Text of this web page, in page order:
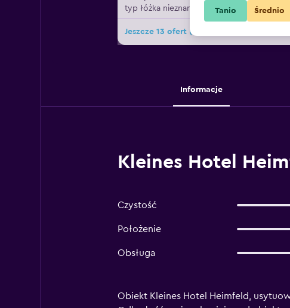
typ łóżka nieznany
Jeszcze 13 ofert (Kleines Hotel Heimfeld)
Informacje
Kleines Hotel
Czystość
Położenie
Obsługa
Obiekt Kleines Hotel Heimfeld,
Tanio Średnio